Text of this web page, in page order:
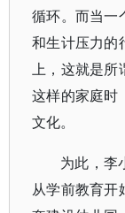
循环。而当一
和生计压力的
上，这就是所
这样的家庭时
文化。
为此，李
从学前教育开